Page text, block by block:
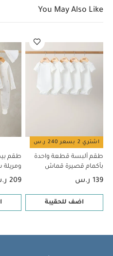
تجفيف على درجة حرارة منخفضة
ممنوع التنظيف الجاف
بأكمام قصيرة قماش عضوي بلون أبيض - 5
سوت ومريلة سيليستيال لحديثي الولادة، 5
You May Also Like
اشتري 2 بسعر 240 ر.س
طقم ألبسة قطعة واحدة
بأكمام قصيرة قماش
عضوي بلون أبيض - 5 قطع
139 ر.س
اضف للحقيبة
طقم
ومريلة
الولادة، 5 قطع
209 ر.س